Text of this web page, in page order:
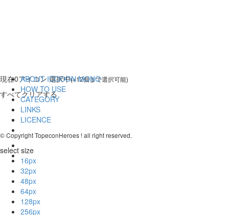
現在0アイコン 選択中(※12個まで選択可能)
すべてクリアする
select size
16px
32px
48px
64px
128px
256px
ABOUT ICOOON MONO
HOW TO USE
CATEGORY
LINKS
LICENCE
© Copyright TopeconHeroes ! all right reserved.